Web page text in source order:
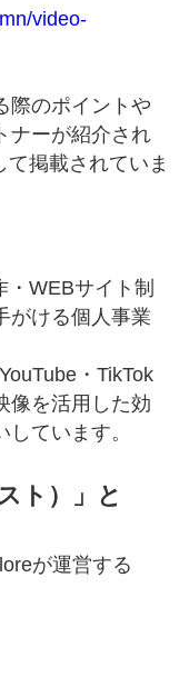
video-
際のポイントや
ナーが紹介され
掲載されていま
WEBサイト制
がける個人事業
・TikTok
像を活用した効
ています。
ト）」と
が運営する